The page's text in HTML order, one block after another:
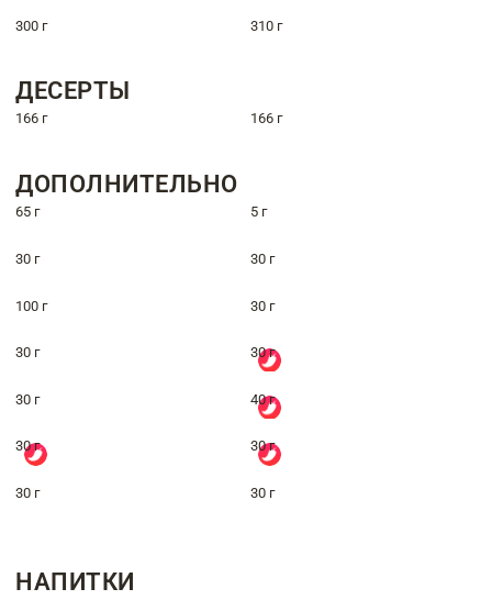
300 г 310 г
ДЕСЕРТЫ
166 г 166 г
ДОПОЛНИТЕЛЬНО
65 г 5 г
30 г 30 г
100 г 30 г
30 г 30 г
30 г 40 г
30 г 30 г
30 г 30 г
НАПИТКИ